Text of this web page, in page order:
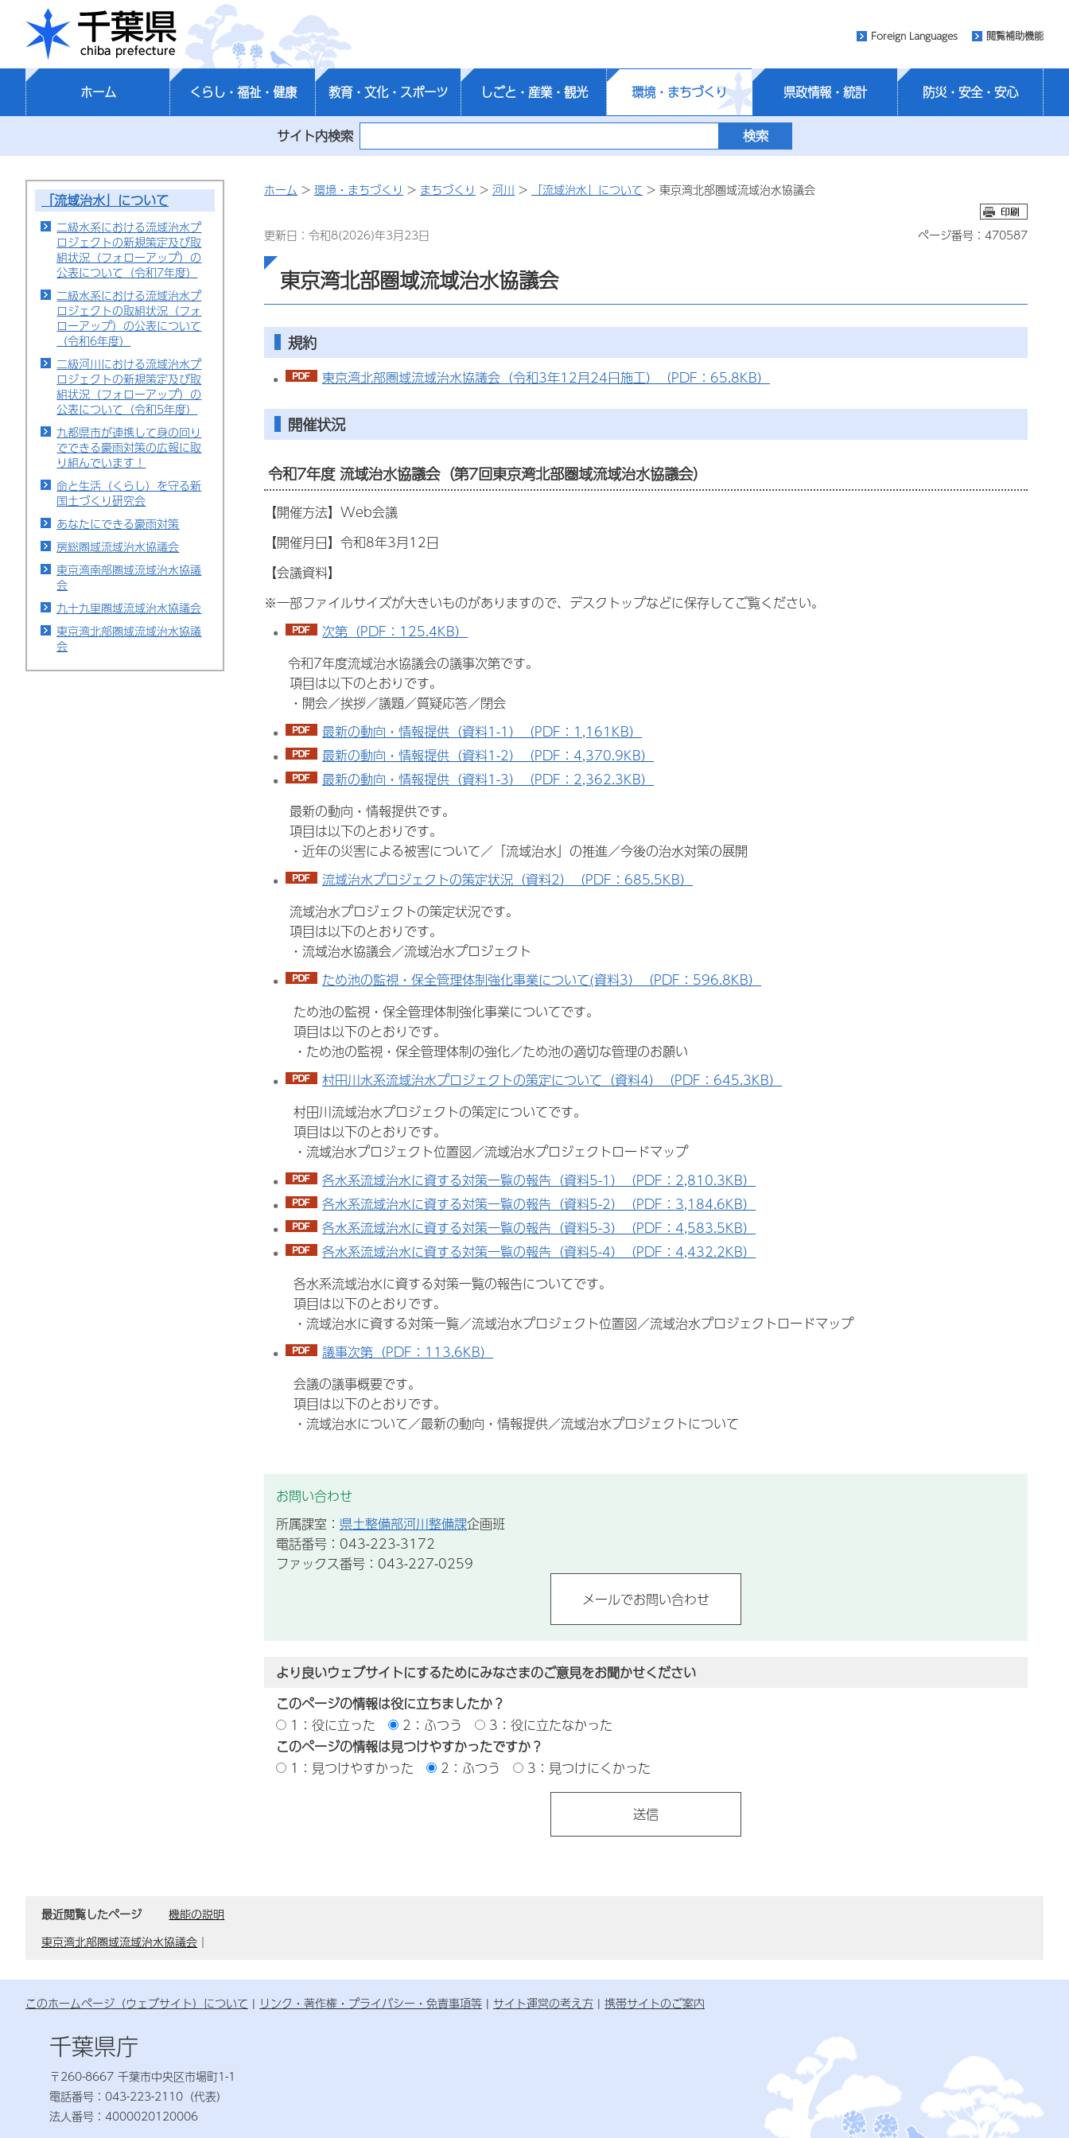
千葉県
Foreign Languages 閲覧補助機能
ホーム くらし・福祉・健康 教育・文化・スポーツ しごと・産業・観光 環境・まちづくり 県政情報・統計 防災・安全・安心
サイト内検索
「流域治水」について
二級水系における流域治水プ
ロジェクトの新規策定及び取
組状況（フォローアップ）の
公表について（令和7年度）
二級水系における流域治水プ
ロジェクトの取組状況（フォ
ローアップ）の公表について
（令和6年度）
二級河川における流域治水プ
ロジェクトの新規策定及び取
組状況（フォローアップ）の
公表について（令和5年度）
九都県市が連携して身の回り
でできる豪雨対策の広報に取
り組んでいます！
命と生活（くらし）を守る新
国土づくり研究会
あなたにできる豪雨対策
房総圏域流域治水協議会
東京湾南部圏域流域治水協議
会
九十九里圏域流域治水協議会
東京湾北部圏域流域治水協議
会
ホーム > 環境・まちづくり > まちづくり > 河川 > 「流域治水」について > 東京湾北部圏域流域治水協議会
更新日：令和8(2026)年3月23日 ページ番号：470587
東京湾北部圏域流域治水協議会
規約
東京湾北部圏域流域治水協議会（令和3年12月24日施工）（PDF：65.8KB）
開催状況
令和7年度 流域治水協議会（第7回東京湾北部圏域流域治水協議会）
【開催方法】Web会議
【開催月日】令和8年3月12日
【会議資料】
※一部ファイルサイズが大きいものがありますので、デスクトップなどに保存してご覧ください。
次第（PDF：125.4KB）
令和7年度流域治水協議会の議事次第です。
項目は以下のとおりです。
・開会／挨拶／議題／質疑応答／閉会
最新の動向・情報提供（資料1-1）（PDF：1,161KB）
最新の動向・情報提供（資料1-2）（PDF：4,370.9KB）
最新の動向・情報提供（資料1-3）（PDF：2,362.3KB）
最新の動向・情報提供です。
項目は以下のとおりです。
・近年の災害による被害について／「流域治水」の推進／今後の治水対策の展開
流域治水プロジェクトの策定状況（資料2）（PDF：685.5KB）
流域治水プロジェクトの策定状況です。
項目は以下のとおりです。
・流域治水協議会／流域治水プロジェクト
ため池の監視・保全管理体制強化事業について(資料3）（PDF：596.8KB）
ため池の監視・保全管理体制強化事業についてです。
項目は以下のとおりです。
・ため池の監視・保全管理体制の強化／ため池の適切な管理のお願い
村田川水系流域治水プロジェクトの策定について（資料4）（PDF：645.3KB）
村田川流域治水プロジェクトの策定についてです。
項目は以下のとおりです。
・流域治水プロジェクト位置図／流域治水プロジェクトロードマップ
各水系流域治水に資する対策一覧の報告（資料5-1）（PDF：2,810.3KB）
各水系流域治水に資する対策一覧の報告（資料5-2）（PDF：3,184.6KB）
各水系流域治水に資する対策一覧の報告（資料5-3）（PDF：4,583.5KB）
各水系流域治水に資する対策一覧の報告（資料5-4）（PDF：4,432.2KB）
各水系流域治水に資する対策一覧の報告についてです。
項目は以下のとおりです。
・流域治水に資する対策一覧／流域治水プロジェクト位置図／流域治水プロジェクトロードマップ
議事次第（PDF：113.6KB）
会議の議事概要です。
項目は以下のとおりです。
・流域治水について／最新の動向・情報提供／流域治水プロジェクトについて
お問い合わせ
所属課室： 県土整備部河川整備課企画班
電話番号：043-223-3172
ファックス番号：043-227-0259
より良いウェブサイトにするためにみなさまのご意見をお聞かせください
このページの情報は役に立ちましたか？
1：役に立った
2：ふつう
3：役に立たなかった
このページの情報は見つけやすかったですか？
1：見つけやすかった
2：ふつう 3：見つけにくかった
最近閲覧したページ
機能の説明
東京湾北部圏域流域治水協議会 ｜
このホームページ（ウェブサイト）について リンク・著作権・プライバシー・免責事項等 サイト運営の考え方 携帯サイトのご案内
千葉県庁
〒260-8667 千葉市中央区市場町1-1
電話番号：043-223-2110（代表）
法人番号：4000020120006